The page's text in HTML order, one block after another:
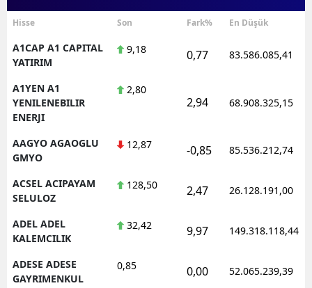
Hisse Son Fark% En Düşük
A1CAP A1 CAPITAL
YATIRIM
9,18 0,77 83.586.085,41
A1YEN A1
YENILENEBILIR
ENERJI
2,80
2,94 68.908.325,15
AAGYO AGAOGLU
GMYO
12,87 -0,85 85.536.212,74
ACSEL ACIPAYAM
SELULOZ
128,50 2,47 26.128.191,00
ADEL ADEL
KALEMCILIK
32,42 9,97 149.318.118,44
ADESE ADESE
GAYRIMENKUL
0,85 0,00 52.065.239,39